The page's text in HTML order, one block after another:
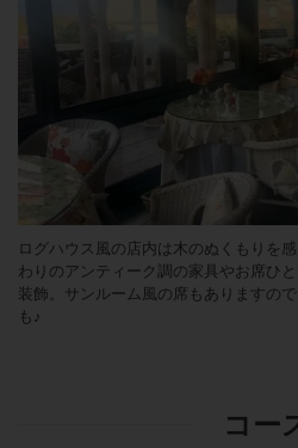
ログハウス風の店内は木のぬくもりを
わりのアンティーク調の家具やお席ひ
装飾。サンルーム風の席もありますの
も♪
コー